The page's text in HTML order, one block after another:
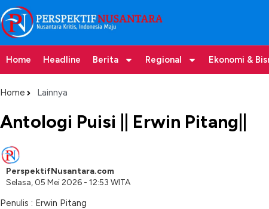
Home Headline Berita Regional Ekonomi &
Home Lainnya
Antologi Puisi || Erwin Pitang||
PerspektifNusantara.com
Selasa, 05 Mei 2026 - 12:53 WITA
Penulis : Erwin Pitang